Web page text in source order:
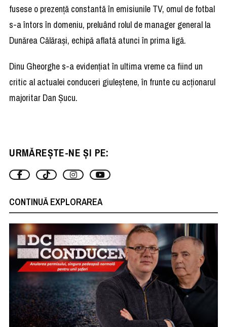
fusese o prezență constantă în emisiunile TV, omul de fotbal
s-a întors în domeniu, preluând rolul de manager general la
Dunărea Călărași, echipă aflată atunci în prima ligă.
Dinu Gheorghe s-a evidențiat în ultima vreme ca fiind un
critic al actualei conduceri giuleștene, în frunte cu acționarul
majoritar Dan Șucu.
URMĂREȘTE-NE ȘI PE:
CONTINUĂ EXPLORAREA